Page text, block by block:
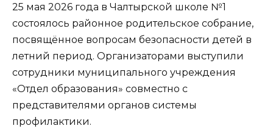
25 мая 2026 года в Чалтырской школе №1
состоялось районное родительское собрание,
посвящённое вопросам безопасности детей в
летний период. Организаторами выступили
сотрудники муниципального учреждения
«Отдел образования» совместно с
представителями органов системы
профилактики.